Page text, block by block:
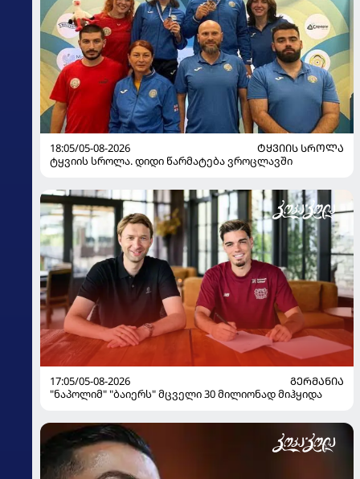
18:05/05-08-2026
ᲢᲧᲕᲘᲘᲡ ᲡᲠᲝᲚᲐ
ტყვიის სროლა. დიდი წარმატება ვროცლავში
17:05/05-08-2026
ᲒᲔᲠᲛᲐᲜᲘᲐ
"ნაპოლიმ" "ბაიერს" მცველი 30 მილიონად მიჰყიდა